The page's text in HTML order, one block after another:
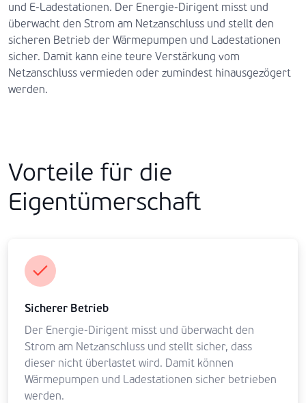
und E-Ladestationen. Der Energie-Dirigent misst und
überwacht den Strom am Netzanschluss und stellt den
sicheren Betrieb der Wärmepumpen und Ladestationen
sicher. Damit kann eine teure Verstärkung vom
Netzanschluss vermieden oder zumindest hinausgezögert
werden.
Vorteile für die
Eigentümerschaft
Sicherer Betrieb
Der Energie-Dirigent misst und überwacht den
Strom am Netzanschluss und stellt sicher, dass
dieser nicht überlastet wird. Damit können
Wärmepumpen und Ladestationen sicher betrieben
werden.